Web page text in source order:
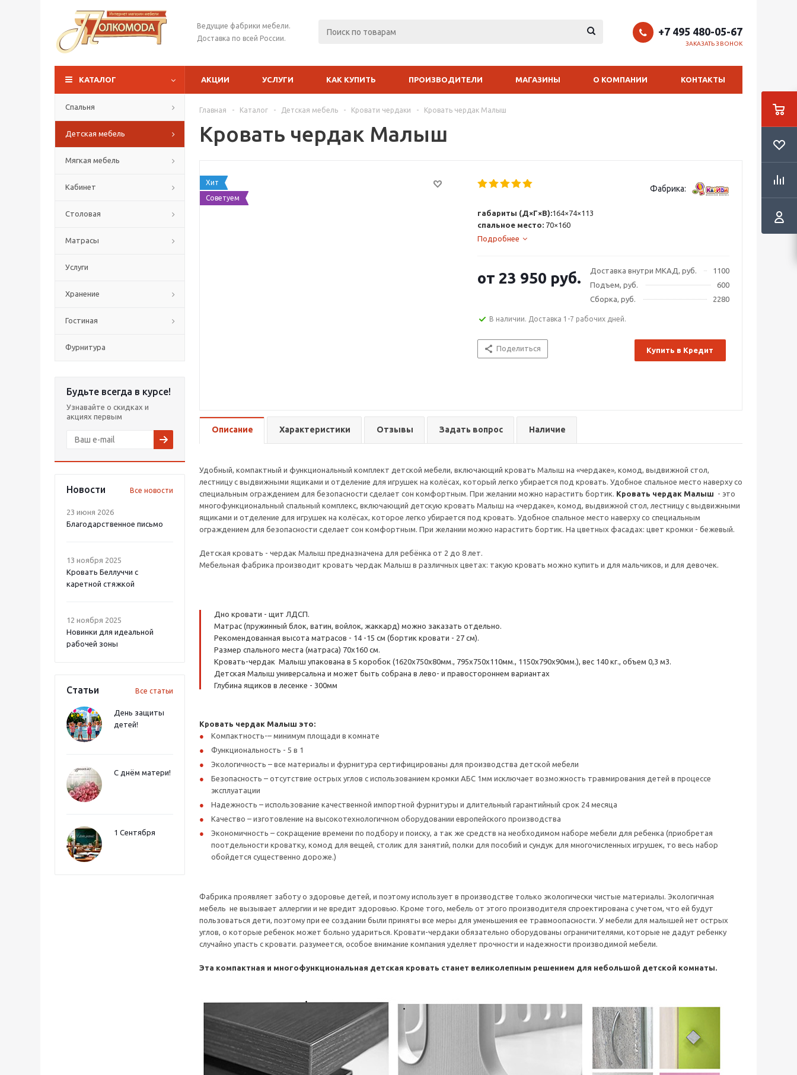
Ведущие фабрики мебели.
Доставка по всей России.
+7 495 480-05-67
ЗАКАЗАТЬ ЗВОНОК
КАТАЛОГ АКЦИИ УСЛУГИ КАК КУПИТЬ ПРОИЗВОДИТЕЛИ МАГАЗИНЫ О КОМПАНИИ КОНТАКТЫ
Спальня
Детская мебель
Мягкая мебель
Кабинет
Столовая
Матрасы
Услуги
Хранение
Гостиная
Фурнитура
Будьте всегда в курсе!
Узнавайте о скидках и
акциях первым
Новости Все новости
23 июня 2026
Благодарственное письмо
13 ноября 2025
Кровать Беллуччи с
каретной стяжкой
12 ноября 2025
Новинки для идеальной
рабочей зоны
Статьи Все статьи
День защиты
детей!
С днём матери!
1 Сентября
Главная - Каталог - Детская мебель - Кровати чердаки - Кровать чердак Малыш
Кровать чердак Малыш
Хит
Советуем
Фабрика:
габариты (Д×Г×В):164×74×113
спальное место: 70×160
Подробнее
Доставка внутри МКАД, руб.
1100
Подъем, руб.
600
Сборка, руб.
2280
от 23 950 руб.
В наличии. Доставка 1-7 рабочих дней.
Поделиться Купить в Кредит
Описание Характеристики Отзывы Задать вопрос Наличие
Удобный, компактный и функциональный комплект детской мебели, включающий кровать Малыш на «чердаке», комод, выдвижной стол,
лестницу с выдвижными ящиками и отделение для игрушек на колёсах, который легко убирается под кровать. Удобное спальное место наверху со
специальным ограждением для безопасности сделает сон комфортным. При желании можно нарастить бортик. Кровать чердак Малыш - это
многофункциональный спальный комплекс, включающий детскую кровать Малыш на «чердаке», комод, выдвижной стол, лестницу с выдвижными
ящиками и отделение для игрушек на колёсах, которое легко убирается под кровать. Удобное спальное место наверху со специальным
ограждением для безопасности сделает сон комфортным. При желании можно нарастить бортик. На цветных фасадах: цвет кромки - бежевый.
Детская кровать - чердак Малыш предназначена для ребёнка от 2 до 8 лет.
Мебельная фабрика производит кровать чердак Малыш в различных цветах: такую кровать можно купить и для мальчиков, и для девочек.
Дно кровати - щит ЛДСП.
Матрас (пружинный блок, ватин, войлок, жаккард) можно заказать отдельно.
Рекомендованная высота матрасов - 14 -15 см (бортик кровати - 27 см).
Размер спального места (матраса) 70х160 см.
Кровать-чердак Малыш упакована в 5 коробок (1620х750х80мм., 795х750х110мм., 1150х790х90мм.), вес 140 кг., объем 0,3 м3.
Детская Малыш универсальна и может быть собрана в лево- и правостороннем вариантах
Глубина ящиков в лесенке - 300мм
Кровать чердак Малыш это:
Компактность-– минимум площади в комнате
Функциональность - 5 в 1
Экологичность – все материалы и фурнитура сертифицированы для производства детской мебели
Безопасность – отсутствие острых углов с использованием кромки АБС 1мм исключает возможность травмирования детей в процессе
эксплуатации
Надежность – использование качественной импортной фурнитуры и длительный гарантийный срок 24 месяца
Качество – изготовление на высокотехнологичном оборудовании европейского производства
Экономичность – сокращение времени по подбору и поиску, а так же средств на необходимом наборе мебели для ребенка (приобретая
поотдельности кроватку, комод для вещей, столик для занятий, полки для пособий и сундук для многочисленных игрушек, то весь набор
обойдется существенно дороже.)
Фабрика проявляет заботу о здоровье детей, и поэтому использует в производстве только экологически чистые материалы. Экологичная
мебель не вызывает аллергии и не вредит здоровью. Кроме того, мебель от этого производителя спроектирована с учетом, что ей будут
пользоваться дети, поэтому при ее создании были приняты все меры для уменьшения ее травмоопасности. У мебели для малышей нет острых
углов, о которые ребенок может больно удариться. Кровати-чердаки обязательно оборудованы ограничителями, которые не дадут ребенку
случайно упасть с кровати. разумеется, особое внимание компания уделяет прочности и надежности производимой мебели.
Эта компактная и многофункциональная детская кровать станет великолепным решением для небольшой детской комнаты.